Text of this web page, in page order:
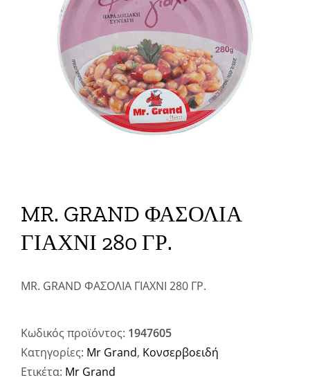
MR. GRAND ΦΑΣΟΛΙΑ
ΓΙΑΧΝΙ 280 ΓΡ.
MR. GRAND ΦΑΣΟΛΙΑ ΓΙΑΧΝΙ 280 ΓΡ.
Κωδικός προϊόντος: 1947605
Κατηγορίες: Mr Grand, Κονσερβοειδή
Ετικέτα: Mr Grand